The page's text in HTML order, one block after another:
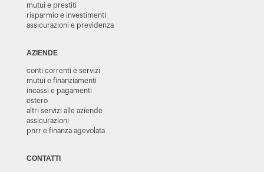
mutui e prestiti
risparmio e investimenti
assicurazioni e previdenza
AZIENDE
conti correnti e servizi
mutui e finanziamenti
incassi e pagamenti
estero
altri servizi alle aziende
assicurazioni
pnrr e finanza agevolata
CONTATTI